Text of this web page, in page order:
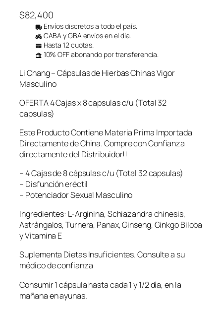
$82,400
Envíos discretos a todo el país.
CABA y GBA envíos en el día.
Hasta 12 cuotas.
10% OFF abonando por transferencia.
Li Chang – Cápsulas de Hierbas Chinas Vigor
Masculino
OFERTA 4 Cajas x 8 capsulas c/u (Total 32
capsulas)
Este Producto Contiene Materia Prima Importada
Directamente de China. Compre con Confianza
directamente del Distribuidor!!
– 4 Cajas de 8 cápsulas c/u (Total 32 capsulas)
– Disfunción eréctil
– Potenciador Sexual Masculino
Ingredientes: L-Arginina, Schiazandra chinesis,
Astrángalos, Turnera, Panax, Ginseng, Ginkgo Biloba
y Vitamina E
Suplementa Dietas Insuficientes. Consulte a su
médico de confianza
Consumir 1 cápsula hasta cada 1 y 1/2 día, en la
mañana en ayunas.